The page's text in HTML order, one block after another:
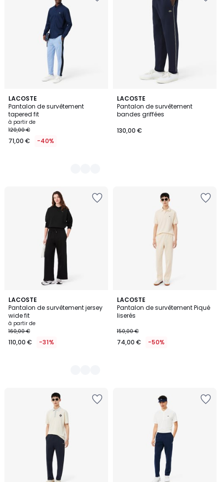
LACOSTE
Pantalon de survêtement
tapered fit
à partir de
120,00 €
71,00 € -40%
2
Couleurs
LACOSTE
Pantalon de survêtement
bandes griffées
130,00 €
LACOSTE
Pantalon de survêtement jersey
wide fit
à partir de
160,00 €
110,00 € -31%
3
Couleurs
LACOSTE
Pantalon de survêtement Piqué
liserés
150,00 €
74,00 € -50%